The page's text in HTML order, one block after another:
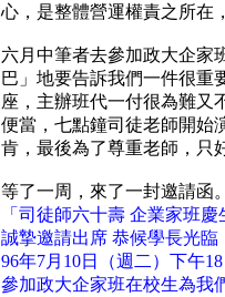
心，是整體營運權責之所在
六月中筆者去參加政大企家
巴」地要告訴我們一件很重
座，主辦班代一付很為難又
便當，七點鐘司徒老師開始
肯，最後為了尊重老師，只
等了一周，來了一封邀請函。
「司徒師六十壽 企業家班慶
誠摯邀請出席 恭候學長光臨
96年7月10日
（週二）下午
參加政大企家班在校生為我